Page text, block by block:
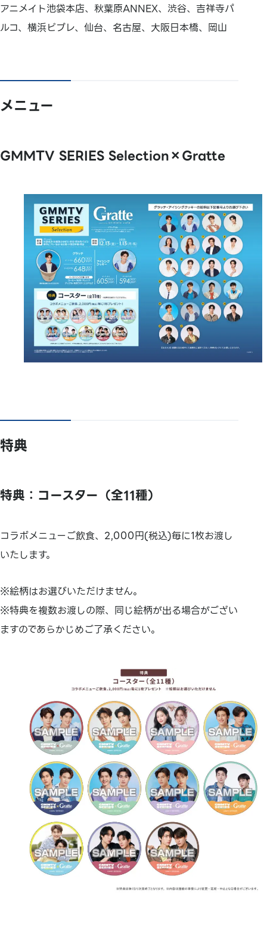
アニメイト池袋本店、秋葉原ANNEX、渋谷、吉祥寺パ
ルコ、横浜ビブレ、仙台、名古屋、大阪日本橋、岡山
メニュー
GMMTV SERIES Selection×Gratte
特典
特典：コースター（全11種）
コラボメニューご飲食、2,000円(税込)毎に1枚お渡し
いたします。
※絵柄はお選びいただけません。
※特典を複数お渡しの際、同じ絵柄が出る場合がござい
ますのであらかじめご了承ください。